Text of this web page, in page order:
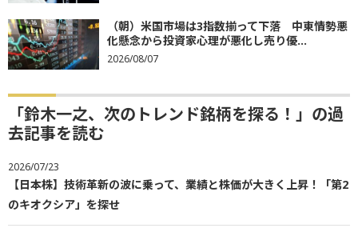
（朝）米国市場は3指数揃って下落 中東情勢悪
化懸念から投資家心理が悪化し売り優...
2026/08/07
「鈴木一之、次のトレンド銘柄を探る！」の過
去記事を読む
2026/07/23
【日本株】技術革新の波に乗って、業績と株価が大きく上昇！「第2
のキオクシア」を探せ